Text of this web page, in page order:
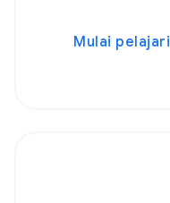
Mulai pelajari